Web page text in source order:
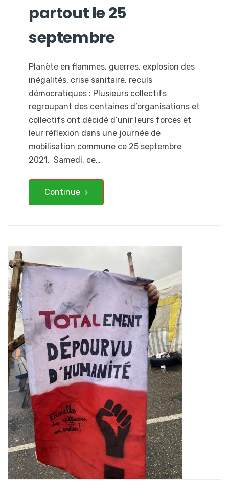
partout le 25
septembre
Planète en flammes, guerres, explosion des
inégalités, crise sanitaire, reculs
démocratiques : Plusieurs collectifs
regroupant des centaines d’organisations et
collectifs ont décidé d’unir leurs forces et
leur réflexion dans une journée de
mobilisation commune ce 25 septembre
2021. Samedi, ce…
Continue